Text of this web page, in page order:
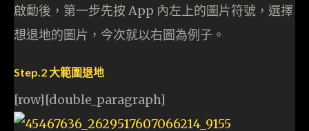
啟動後，第一步先按 App 內左上的圖片符號，選擇
想退地的圖片，今次就以右圖為例子。
Step.2 大範圍退地
[row][double_paragraph]